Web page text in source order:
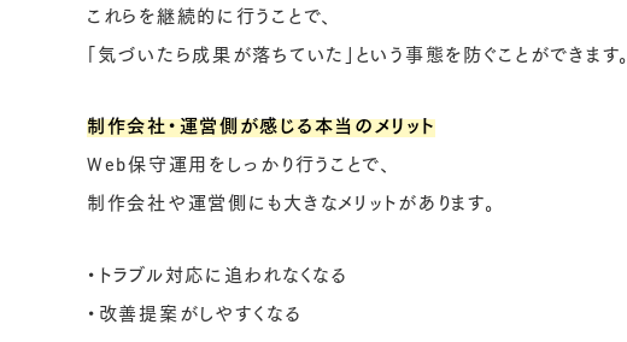
これらを継続的に行うことで、
「気づいたら成果が落ちていた」という事態を防ぐことができます。
制作会社・運営側が感じる本当のメリット
Web保守運用をしっかり行うことで、
制作会社や運営側にも大きなメリットがあります。
・トラブル対応に追われなくなる
・改善提案がしやすくなる